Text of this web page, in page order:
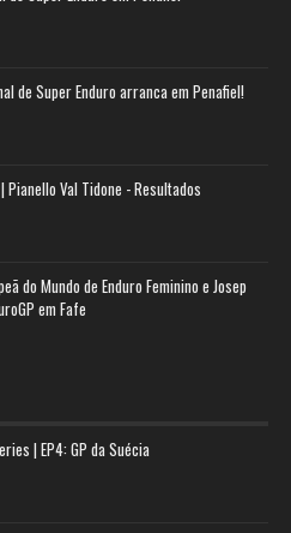
de Super Enduro arranca em Penafiel!
Val Tidone - Resultados
do Mundo de Enduro Feminino e Josep
em Fafe
| EP4: GP da Suécia